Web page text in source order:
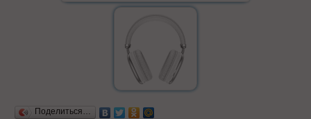
Поделиться…